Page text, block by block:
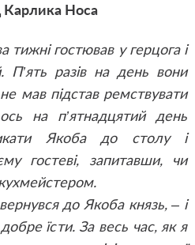
Карлика Носа
тижні гостював у герцога і
П’ять разів на день вони
мав підстав ремствувати
на п’ятнадцятий день
Якоба до столу і
гостеві, запитавши, чи
до Якоба князь, – і
їсти. За весь час, як я